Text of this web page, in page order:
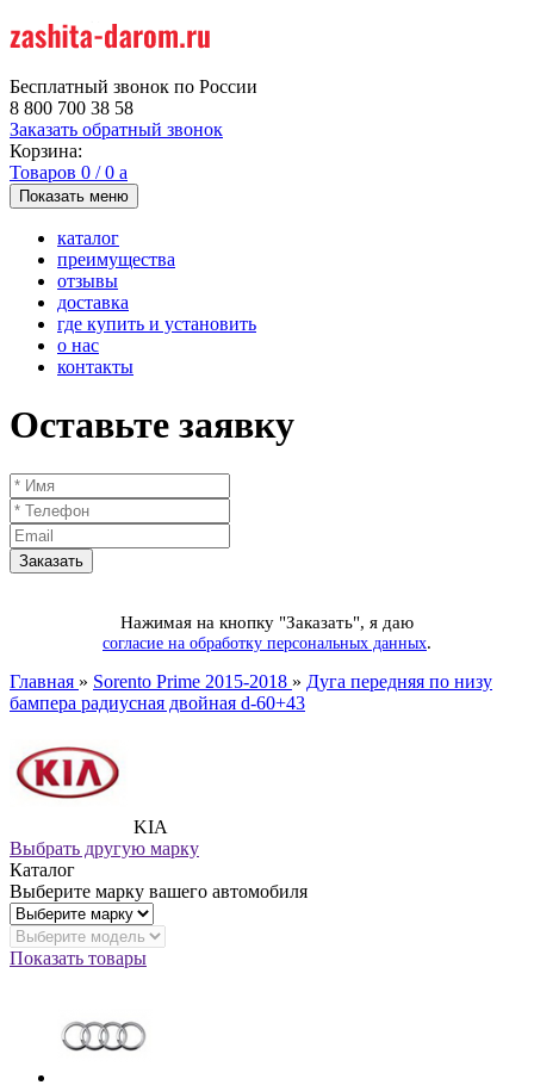
Бесплатный звонок по России
8 800 700 38 58
Заказать обратный звонок
Корзина:
Товаров 0 /0 a
Показать меню
каталог
преимущества
отзывы
доставка
где купить и установить
о нас
контакты
Оставьте заявку
Нажимая на кнопку "Заказать", я даю
согласие на обработку персональных данных.
Главная » Sorento Prime 2015-2018 » Дуга передняя по низу
бампера радиусная двойная d-60+43
KIA
Выбрать другую марку
Каталог
Выберите марку вашего автомобиля
Показать товары